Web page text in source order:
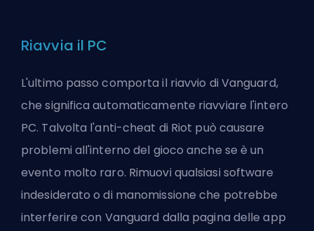
Riavvia il PC
L'ultimo passo comporta il riavvio di Vanguard,
che significa automaticamente riavviare l'intero
PC. Talvolta l'anti-cheat di Riot può causare
problemi all'interno del gioco anche se è un
evento molto raro. Rimuovi qualsiasi software
indesiderato o di manomissione che potrebbe
interferire con Vanguard dalla pagina delle app